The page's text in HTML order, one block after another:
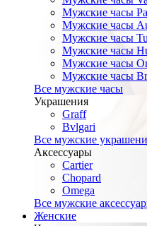
Мужские часы
Мужские часы
Мужские часы
Мужские часы
Мужские часы
Мужские часы
Все мужские часы
Украшения
Graff
Bvlgari
Все мужские
Аксессуары
Cartier
Chopard
Omega
Все мужские
Женские